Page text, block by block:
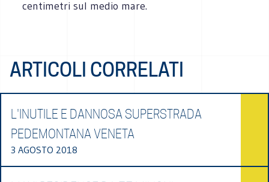
centimetri sul medio mare.
ARTICOLI CORRELATI
L'INUTILE E DANNOSA SUPERSTRADA
PEDEMONTANA VENETA
3 AGOSTO 2018